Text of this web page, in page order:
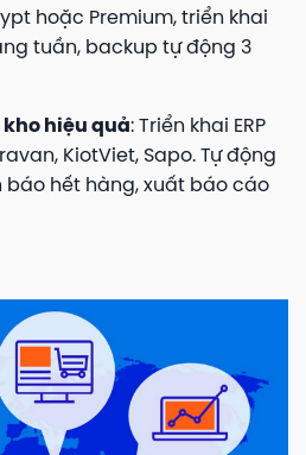
hoặc Premium, triển khai
tuần, backup tự động 3
hiệu quả: Triển khai ERP
KiotViet, Sapo. Tự động
báo hết hàng, xuất báo cáo